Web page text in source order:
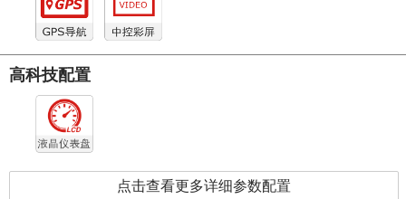
高科技配置
点击查看更多详细参数配置